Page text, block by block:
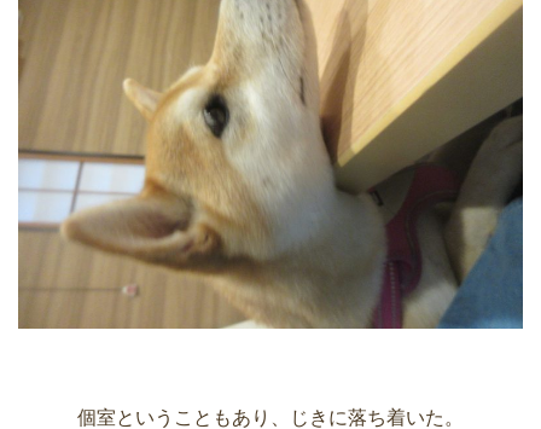
個室ということもあり、じきに落ち着いた。